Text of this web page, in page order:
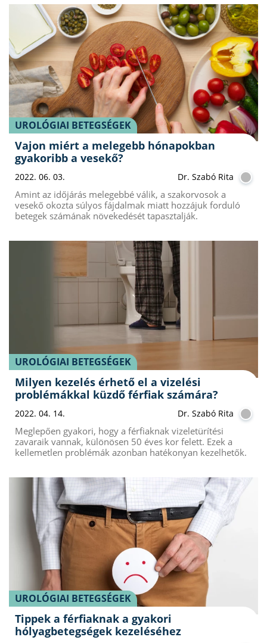
UROLÓGIAI BETEGSÉGEK
Vajon miért a melegebb hónapokban
gyakoribb a vesekő?
2022. 06. 03. Dr. Szabó Rita
Amint az időjárás melegebbé válik, a szakorvosok a
vesekő okozta súlyos fájdalmak miatt hozzájuk forduló
betegek számának növekedését tapasztalják.
UROLÓGIAI BETEGSÉGEK
Milyen kezelés érhető el a vizelési
problémákkal küzdő férfiak számára?
2022. 04. 14. Dr. Szabó Rita
Meglepően gyakori, hogy a férfiaknak vizeletürítési
zavaraik vannak, különösen 50 éves kor felett. Ezek a
kellemetlen problémák azonban hatékonyan kezelhetők.
UROLÓGIAI BETEGSÉGEK
Tippek a férfiaknak a gyakori
hólyagbetegségek kezeléséhez